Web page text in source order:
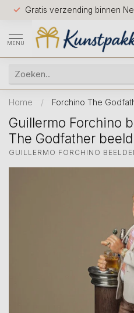
Gratis verzending binnen
MENU
Home / Forchino The
Guillermo Forchino
The Godfather
GUILLERMO FORCHINO